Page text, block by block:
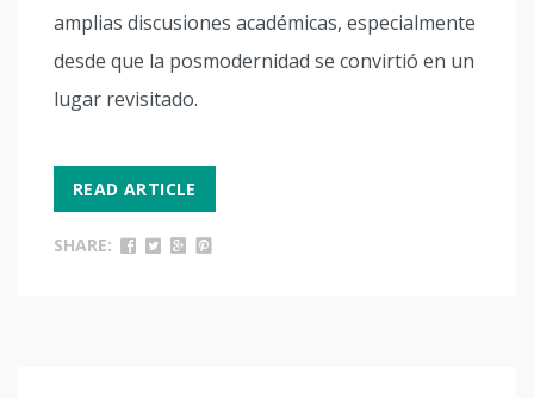
amplias discusiones académicas, especialmente
desde que la posmodernidad se convirtió en un
lugar revisitado.
READ ARTICLE
SHARE: